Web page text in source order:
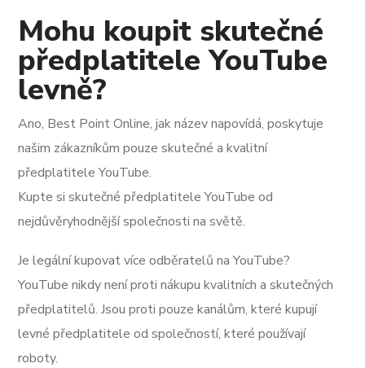
Mohu koupit skutečné
předplatitele YouTube
levně?
Ano, Best Point Online, jak název napovídá, poskytuje
našim zákazníkům pouze skutečné a kvalitní
předplatitele YouTube.
Kupte si skutečné předplatitele YouTube od
nejdůvěryhodnější společnosti na světě.
Je legální kupovat více odběratelů na YouTube?
YouTube nikdy není proti nákupu kvalitních a skutečných
předplatitelů. Jsou proti pouze kanálům, které kupují
levné předplatitele od společností, které používají
roboty.